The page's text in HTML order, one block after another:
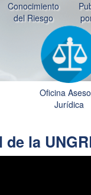
Conocimiento
del Riesgo
Oficina
Jurídica
de la